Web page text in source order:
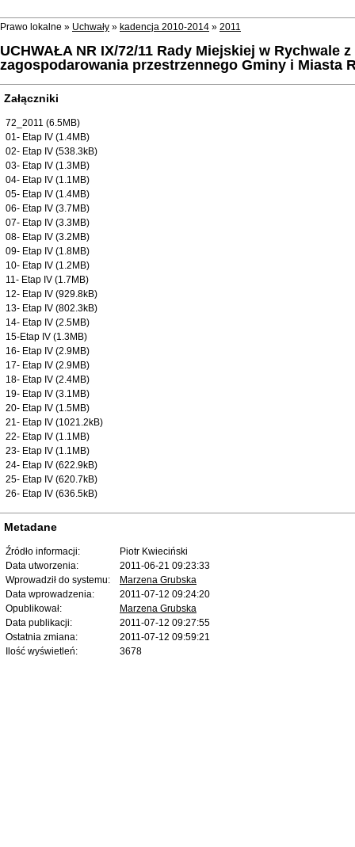
Prawo lokalne » Uchwały » kadencja 2010-2014 » 2011
UCHWAŁA NR IX/72/11 Rady Miejskiej w
zagospodarowania przestrzennego Gminy i Miasta
Załączniki
72_2011 (6.5MB)
01- Etap IV (1.4MB)
02- Etap IV (538.3kB)
03- Etap IV (1.3MB)
04- Etap IV (1.1MB)
05- Etap IV (1.4MB)
06- Etap IV (3.7MB)
07- Etap IV (3.3MB)
08- Etap IV (3.2MB)
09- Etap IV (1.8MB)
10- Etap IV (1.2MB)
11- Etap IV (1.7MB)
12- Etap IV (929.8kB)
13- Etap IV (802.3kB)
14- Etap IV (2.5MB)
15-Etap IV (1.3MB)
16- Etap IV (2.9MB)
17- Etap IV (2.9MB)
18- Etap IV (2.4MB)
19- Etap IV (3.1MB)
20- Etap IV (1.5MB)
21- Etap IV (1021.2kB)
22- Etap IV (1.1MB)
23- Etap IV (1.1MB)
24- Etap IV (622.9kB)
25- Etap IV (620.7kB)
26- Etap IV (636.5kB)
Metadane
Źródło informacji:
Piotr Kwieciński
Data utworzenia:
2011-06-21 09:23:33
Wprowadził do systemu:
Marzena Grubska
Data wprowadzenia:
2011-07-12 09:24:20
Opublikował:
Marzena Grubska
Data publikacji:
2011-07-12 09:27:55
Ostatnia zmiana:
2011-07-12 09:59:21
Ilość wyświetleń:
3678